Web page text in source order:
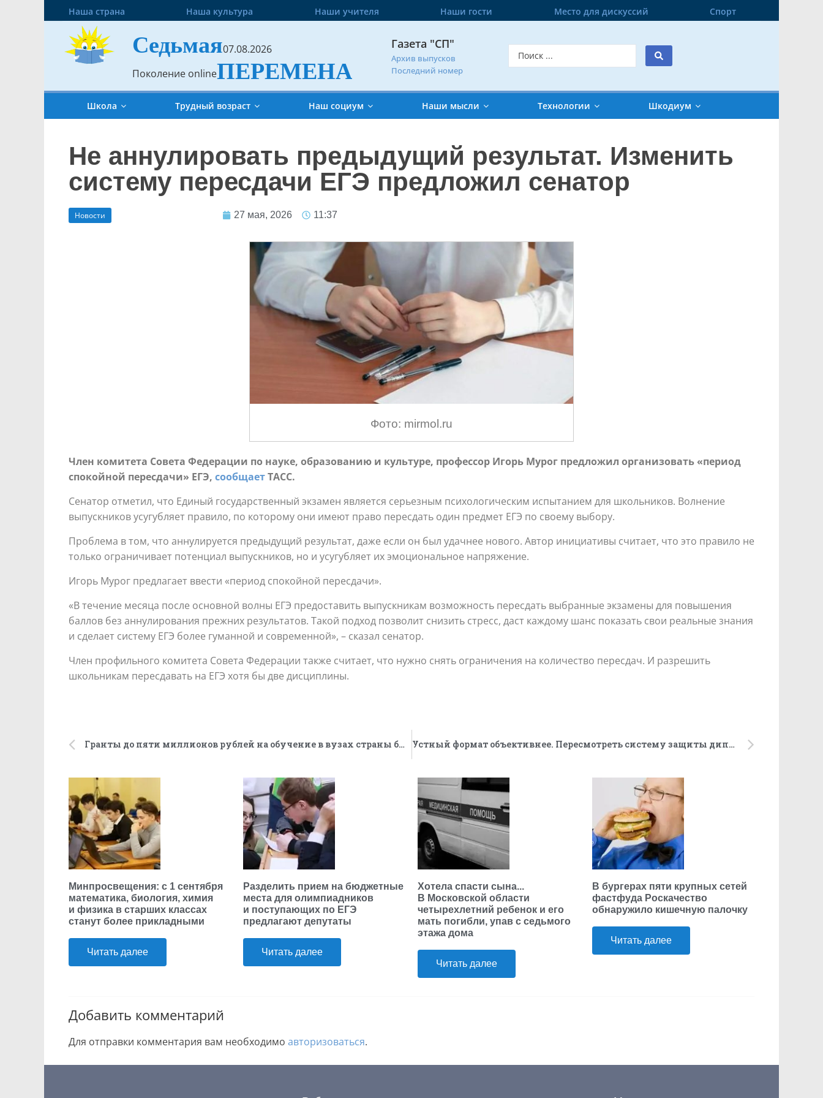
Наша страна Наша культура Наши учителя Наши гости Место для дискуссий Спорт
Седьмая07.08.2026
Поколение onlineПЕРЕМЕНА
Газета "СП"
Архив выпусков
Последний номер
Школа Трудный возраст Наш социум Наши мысли Технологии Шкодиум
Не аннулировать предыдущий результат. Изменить
систему пересдачи ЕГЭ предложил сенатор
Новости 27 мая, 2026 11:37
Фото: mirmol.ru
Член комитета Совета Федерации по науке, образованию и культуре, профессор Игорь Мурог предложил организовать «период
спокойной пересдачи» ЕГЭ, сообщаетТАСС.
Сенатор отметил, что Единый государственный экзамен является серьезным психологическим испытанием для школьников. Волнение
выпускников усугубляет правило, по которому они имеют право пересдать один предмет ЕГЭ по своему выбору.
Проблема в том, что аннулируется предыдущий результат, даже если он был удачнее нового. Автор инициативы считает, что это правило не
только ограничивает потенциал выпускников, но и усугубляет их эмоциональное напряжение.
Игорь Мурог предлагает ввести «период спокойной пересдачи».
«В течение месяца после основной волны ЕГЭ предоставить выпускникам возможность пересдать выбранные экзамены для повышения
баллов без аннулирования прежних результатов. Такой подход позволит снизить стресс, даст каждому шанс показать свои реальные знания
и сделает систему ЕГЭ более гуманной и современной», – сказал сенатор.
Член профильного комитета Совета Федерации также считает, что нужно снять ограничения на количество пересдач. И разрешить
школьникам пересдавать на ЕГЭ хотя бы две дисциплины.
Гранты до пяти миллионов рублей на обучение в вузах страны будут выдавать выпускникам в Кировской области Устный формат объективнее. Пересмотреть систему защиты дипломов из-за применения ИИ предлагает министр
Минпросвещения: с 1 сентября
математика, биология, химия
и физика в старших классах
станут более прикладными
Читать далее
Разделить прием на бюджетные
места для олимпиадников
и поступающих по ЕГЭ
предлагают депутаты
Читать далее
Хотела спасти сына...
В Московской области
четырехлетний ребенок и его
мать погибли, упав с седьмого
этажа дома
Читать далее
В бургерах пяти крупных сетей
фастфуда Роскачество
обнаружило кишечную палочку
Читать далее
Добавить комментарий
Для отправки комментария вам необходимо авторизоваться.